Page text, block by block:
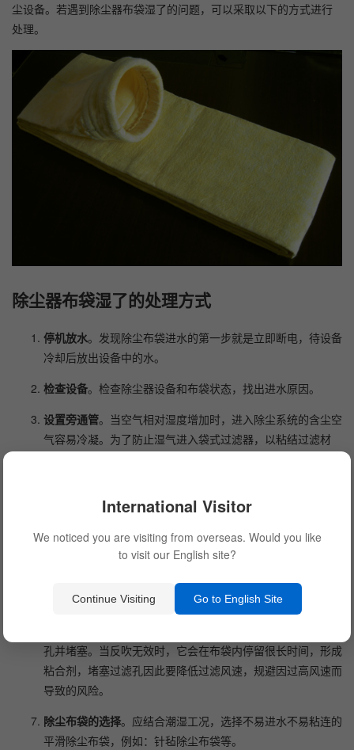
尘设备。若遇到除尘器布袋湿了的问题，可以采取以下的方式进行
处理。
除尘器布袋湿了的处理方式
停机放水。发现除尘布袋进水的第一步就是立即断电，待设备
冷却后放出设备中的水。
检查设备。检查除尘器设备和布袋状态，找出进水原因。
设置旁通管。当空气相对湿度增加时，进入除尘系统的含尘空
气容易冷凝。为了防止湿气进入袋式过滤器，以粘结过滤材
用自动控制。
定期清灰。需要定期对除尘布袋进行清灰处理，有利于及时将
石灰粉尘附着在布袋表面，减少粘结的可能性。
。进入滤料的石灰粉尘可通过反吹清灰进行
清理，足够的压力有利于清理滤料中的粉尘。
孔并堵塞。当反吹无效时，它会在布袋内停留很长时间，形成
粘合剂，堵塞过滤孔因此要降低过滤风速，规避因过高风速而
导致的风险。
除尘布袋的选择。应结合潮湿工况，选择不易进水不易粘连的
平滑除尘布袋，例如：针毡除尘布袋等。
International Visitor
We noticed you are visiting from overseas. Would you like
to visit our English site?
Continue Visiting Go to English Site